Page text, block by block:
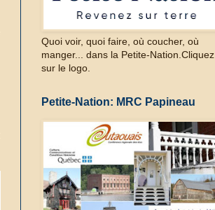
Quoi voir, quoi faire, où coucher, où
manger... dans la Petite-Nation.Cliquez
sur le logo.
Petite-Nation: MRC Papineau